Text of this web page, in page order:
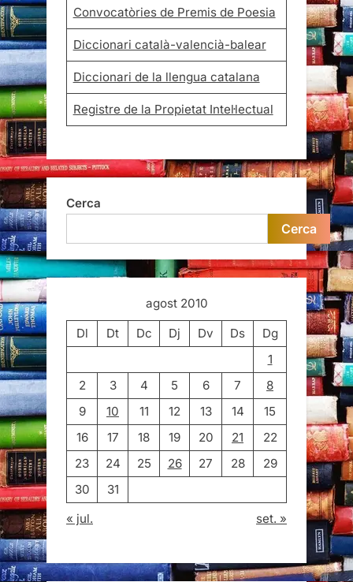
Convocatòries de Premis de Poesia
Diccionari català-valencià-balear
Diccionari de la llengua catalana
Registre de la Propietat Intel·lectual
Cerca
Cerca
agost 2010
Dl
Dt Dc Dj Dv Ds
Dg
1
2
3 4 5 6 7
8
9
10 11 12 13 14
15
16
17 18 19 20 21
22
23
24 25 26 27 28
29
30
31
« jul.
set. »